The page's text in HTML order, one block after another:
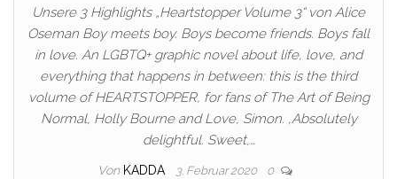
Unsere 3 Highlights „Heartstopper Volume 3“ von Alice
Oseman Boy meets boy. Boys become friends. Boys fall
in love. An LGBTQ+ graphic novel about life, love, and
everything that happens in between: this is the third
volume of HEARTSTOPPER, for fans of The Art of Being
Normal, Holly Bourne and Love, Simon. ‚Absolutely
delightful. Sweet,…
Von KADDA 3. Februar 2020 0